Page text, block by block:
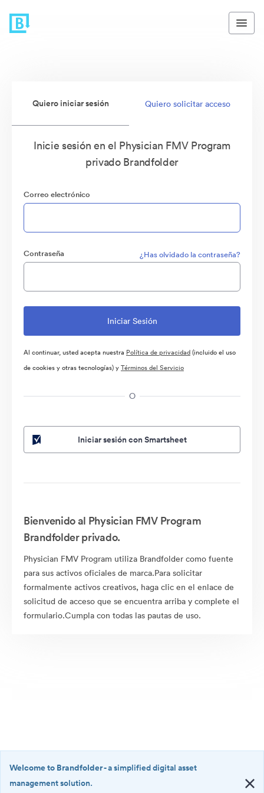
Quiero iniciar sesión Quiero solicitar acceso
Inicie sesión en el Physician FMV Program
privado Brandfolder
Correo electrónico
Contraseña ¿Has olvidado la contraseña?
Al continuar, usted acepta nuestra Política de privacidad(incluido el uso
de cookies y otras tecnologías) yTérminos del Servicio
O
Iniciar sesión con Smartsheet
Bienvenido al Physician FMV Program
Brandfolder privado.
Physician FMV Program utiliza Brandfolder como fuente
para sus activos oficiales de marca.Para solicitar
formalmente activos creativos, haga clic en el enlace de
solicitud de acceso que se encuentra arriba y complete el
formulario.Cumpla con todas las pautas de uso.
Welcome to Brandfolder- a simplified digital asset
management solution.